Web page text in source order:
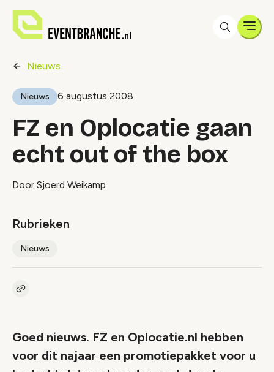
Nieuws
Nieuws 6 augustus 2008
FZ en Oplocatie gaan
echt out of the box
Door Sjoerd Weikamp
Rubrieken
Nieuws
Kopieer link naar artikel
Goed nieuws. FZ en Oplocatie.nl hebben
voor dit najaar een promotiepakket voor u